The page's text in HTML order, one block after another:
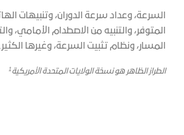
السرعة، وعداد سرعة الدوران، وتنبيهات
المتوفر، والتنبيه من الاصطدام الأمامي،
المسار، ونظام تثبيت السرعة، وغيرها الكثير.
الطراز الظاهر هو نسخة الولايات المتحدة الأمريكية1